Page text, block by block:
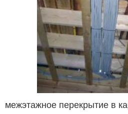
межэтажное перекрытие в